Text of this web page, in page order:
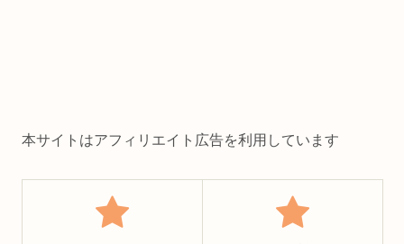
本サイトはアフィリエイト広告を利用しています